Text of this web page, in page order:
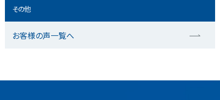
その他
お客様の声一覧へ